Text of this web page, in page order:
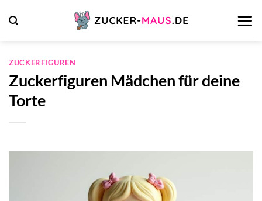
Inhalt
springen
ZUCKERFIGUREN
Zuckerfiguren Mädchen für deine
Torte